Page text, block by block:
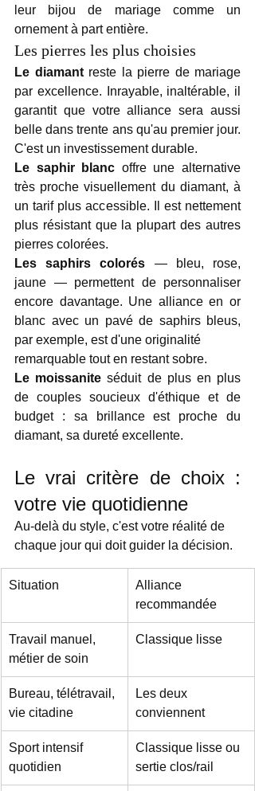
leur bijou de mariage comme un
ornement à part entière.
Les pierres les plus choisies
Le diamant reste la pierre de mariage
par excellence. Inrayable, inaltérable, il
garantit que votre alliance sera aussi
belle dans trente ans qu'au premier jour.
C'est un investissement durable.
Le saphir blanc offre une alternative
très proche visuellement du diamant, à
un tarif plus accessible. Il est nettement
plus résistant que la plupart des autres
pierres colorées.
Les saphirs colorés — bleu, rose,
jaune — permettent de personnaliser
encore davantage. Une alliance en or
blanc avec un pavé de saphirs bleus,
par exemple, est d'une originalité
remarquable tout en restant sobre.
Le moissanite séduit de plus en plus
de couples soucieux d'éthique et de
budget : sa brillance est proche du
diamant, sa dureté excellente.
Le vrai critère de choix :
votre vie quotidienne
Au-delà du style, c'est votre réalité de
chaque jour qui doit guider la décision.
Situation
Alliance
recommandée
Travail manuel,
métier de soin
Classique lisse
Bureau, télétravail,
vie citadine
Les deux
conviennent
Sport intensif
quotidien
Classique lisse ou
sertie clos/rail